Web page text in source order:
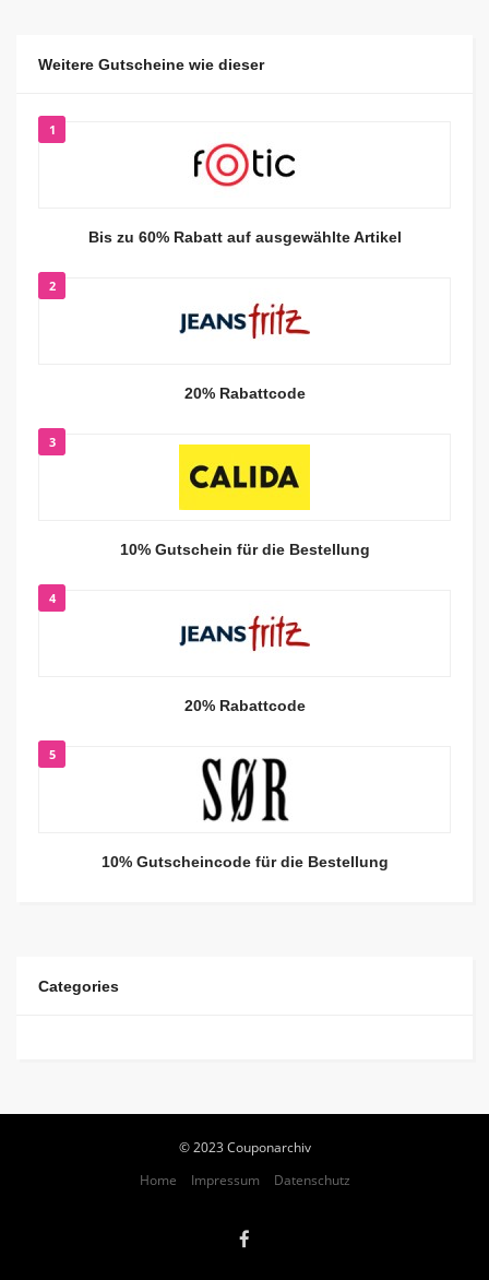
Weitere Gutscheine wie dieser
1
Bis zu 60% Rabatt auf ausgewählte Artikel
2
20% Rabattcode
3
10% Gutschein für die Bestellung
4
20% Rabattcode
5
10% Gutscheincode für die Bestellung
Categories
© 2023 Couponarchiv
Home
Impressum Datenschutz